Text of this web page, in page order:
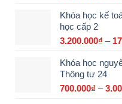
Khóa học kế
học cấp 2
3.200.000₫ –
Khóa học
Thông tư 24
700.000₫ –